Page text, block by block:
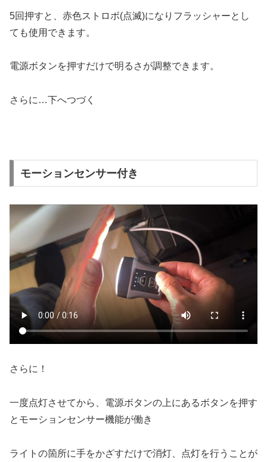
5回押すと、赤色ストロボ(点滅)になりフラッシャーとし
ても使用できます。
電源ボタンを押すだけで明るさが調整できます。
さらに…下へつづく
モーションセンサー付き
さらに！
一度点灯させてから、電源ボタンの上にあるボタンを押す
とモーションセンサー機能が働き
ライトの箇所に手をかざすだけで消灯、点灯を行うことが